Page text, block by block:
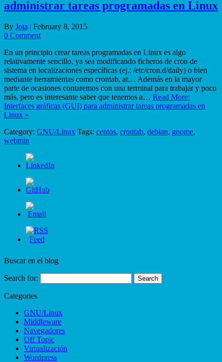
administrar tareas programadas en Linux
By Jota | February 8, 2015
0 Comment
En un principio crear tareas programadas en Linux es algo
relativamente sencillo, ya sea modificando ficheros de cron de
sistema en localizaciones específicas (ej.: /etc/cron.d/daily) o bien
mediante herramientas como crontab, at… Además en la mayor
parte de ocasiones contaremos con una terminal para trabajar y poco
más, pero es interesante saber que tenemos a… Read More:
Interfaces gráficas (GUI) para administrar tareas programadas en
Linux »
Category: GNU/Linux Tags: centos, crontab, debian, gnome,
webmin
Buscar en el blog
Search for:
Categories
GNU/Linux
Middleware
Navegadores
Off Topic
Virtualización
Wordpress